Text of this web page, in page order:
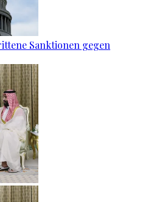
Sanktionen gegen